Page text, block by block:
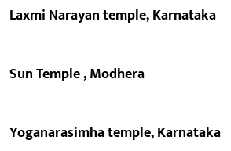
Laxmi Narayan temple, Karnataka
Sun Temple , Modhera
Yoganarasimha temple, Karnataka